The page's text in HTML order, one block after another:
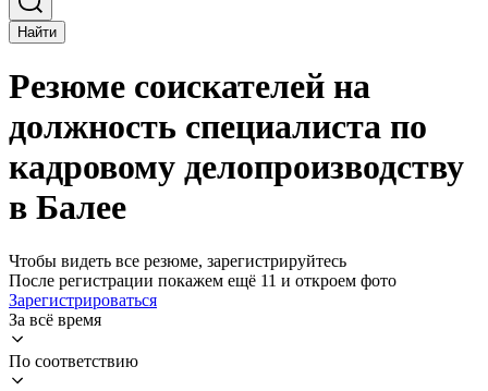
Найти
Резюме соискателей на
должность специалиста по
кадровому делопроизводству
в Балее
Чтобы видеть все резюме, зарегистрируйтесь
После регистрации покажем ещё 11 и откроем фото
Зарегистрироваться
За всё время
По соответствию